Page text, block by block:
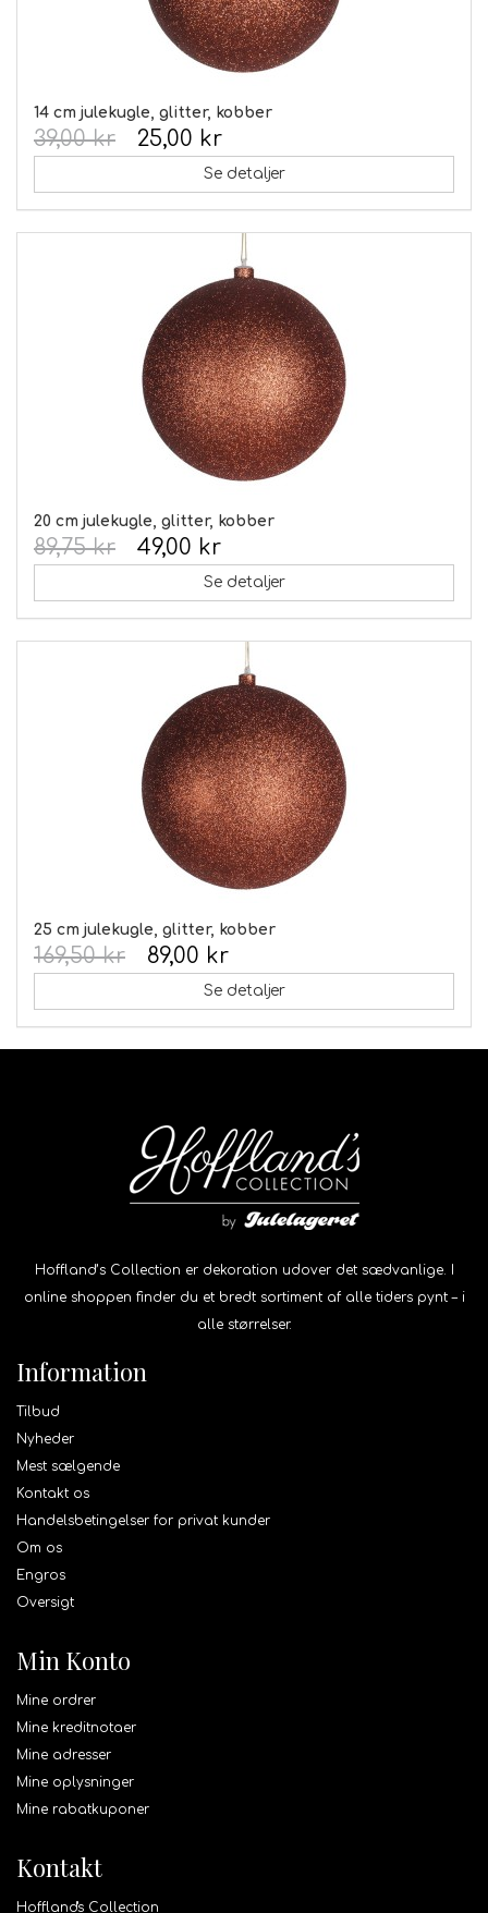
14 cm julekugle, glitter, kobber
25,00 kr
39,00 kr
Se detaljer
20 cm julekugle, glitter, kobber
49,00 kr
89,75 kr
Se detaljer
25 cm julekugle, glitter, kobber
89,00 kr
169,50 kr
Se detaljer
Hoffland’s Collection er dekoration udover det sædvanlige. I
online shoppen finder du et bredt sortiment af alle tiders pynt – i
alle størrelser.
Information
Tilbud
Nyheder
Mest sælgende
Kontakt os
Handelsbetingelser for privat kunder
Om os
Engros
Oversigt
Min Konto
Mine ordrer
Mine kreditnotaer
Mine adresser
Mine oplysninger
Mine rabatkuponer
Kontakt
Hoffland's Collection